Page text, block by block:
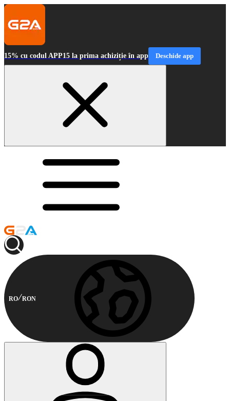
15% cu codul APP15 la prima achiziție în app Deschide app
RO RON